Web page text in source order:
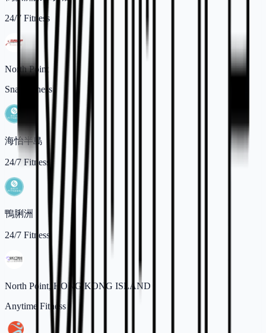
24/7 Fitness
North Point
Snap Fitness
海怡半島
24/7 Fitness
鴨脷洲
24/7 Fitness
North Point, HONG KONG ISLAND
Anytime Fitness